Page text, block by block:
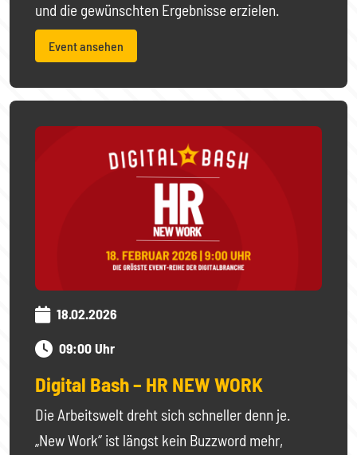
und die gewünschten Ergebnisse erzielen.
Event ansehen
18.02.2026
09:00 Uhr
Digital Bash – HR NEW WORK
Die Arbeitswelt dreht sich schneller denn je.
„New Work“ ist längst kein Buzzword mehr,